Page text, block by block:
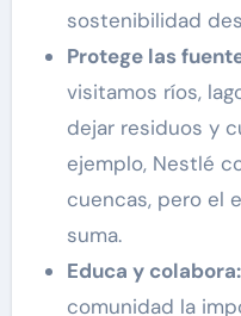
sostenibilidad
Protege las
visitamos ríos,
dejar residuos y
ejemplo, Nestlé
cuencas, pero el
suma.
Educa y colabora:
comunidad la